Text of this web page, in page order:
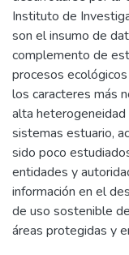
Instituto de
son el insumo de
complemento de
procesos
los caracteres más
alta
sistemas estuario,
sido poco
entidades y
información en el
de uso sostenible
áreas protegidas y